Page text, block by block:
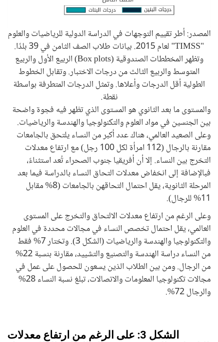
المصدر: أطر تقييم التوجهات في الدراسة الدولية للرياضيات والعلوم
"TIMSS" لعام 2015. بيانات طلاب الصف الثامن في 39 بلدًا.
وتظهر المخططات الصندوقية (Box plots) الربيع الأول والربيع
المتوسط والربيع الثالث من درجات الاختبار. وتقابل الخطوط
الطولية أقل الدرجات وأعلاها. وتمثل الدرجات المتطرفة بواسطة
نقطة.
والمستوى ما بعد الثانوي هو المستوى الذي تظهر فيه فجوة واضحة
بين الجنسين في مواد العلوم والتكنولوجيا والهندسة والرياضيات.
وعلى الصعيد العالمي، هناك عدد أكبر من النساء يلتحق بالجامعات
مقارنة بالرجال (112 امرأة لكل 100 رجل) مع ارتفاع معدلات
التخرج بين النساء. إلا أن أفريقيا جنوب الصحراء تُعد استثناءً،
فبالإضافة إلى انخفاض معدلات التحاق النساء بالدراسة فيما بعد
المرحلة الثانوية، يقل احتمال التحاقهن بالجامعات (8% مقابل
11% للرجال).
وعلى الرغم من ارتفاع معدلات الالتحاق والتخرج على المستوى
العالمي، يقل احتمال تخصص النساء في مجالات محددة في العلوم
والتكنولوجيا والهندسة والرياضيات (الشكل 3). وتختار 7% فقط
من النساء دراسة الهندسة والتصنيع والتشييد، مقارنة بنسبة 22%
من الرجال. ومن بين الطلاب الذين يسعون للحصول على عمل في
مجالات تكنولوجيا المعلومات والاتصالات، تبلغ نسبة النساء 28%
والرجال 72%.